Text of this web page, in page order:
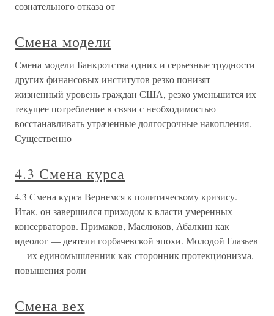
сознательного отказа от
Смена модели
Смена модели Банкротства одних и серьезные трудности
других финансовых институтов резко понизят
жизненный уровень граждан США, резко уменьшится их
текущее потребление в связи с необходимостью
восстанавливать утраченные долгосрочные накопления.
Существенно
4.3 Смена курса
4.3 Смена курса Вернемся к политическому кризису.
Итак, он завершился приходом к власти умеренных
консерваторов. Примаков, Маслюков, Абалкин как
идеолог — деятели горбачевской эпохи. Молодой Глазьев
— их единомышленник как сторонник протекционизма,
повышения роли
Смена вех